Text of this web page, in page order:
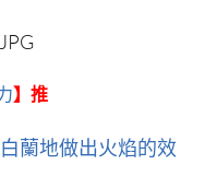
】推
蘭地做出火焰的效